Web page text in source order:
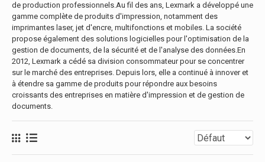
de production professionnels.Au fil des ans, Lexmark a développé une
gamme complète de produits d'impression, notamment des
imprimantes laser, jet d'encre, multifonctions et mobiles. La société
propose également des solutions logicielles pour l'optimisation de la
gestion de documents, de la sécurité et de l'analyse des données.En
2012, Lexmark a cédé sa division consommateur pour se concentrer
sur le marché des entreprises. Depuis lors, elle a continué à innover et
à étendre sa gamme de produits pour répondre aux besoins
croissants des entreprises en matière d'impression et de gestion de
documents.